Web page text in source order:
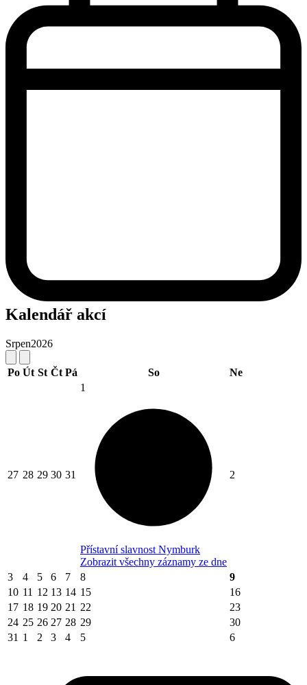
Kalendář akcí
Srpen2026
Po Út St Čt Pá So Ne
27 28 29 30 31
1
Přístavní slavnost Nymburk
Zobrazit všechny záznamy ze dne
2
3 4 5 6 7 8
9
10 11 12 13 14 15
16
17 18 19 20 21 22
23
24 25 26 27 28 29
30
31 1 2 3 4 5 6